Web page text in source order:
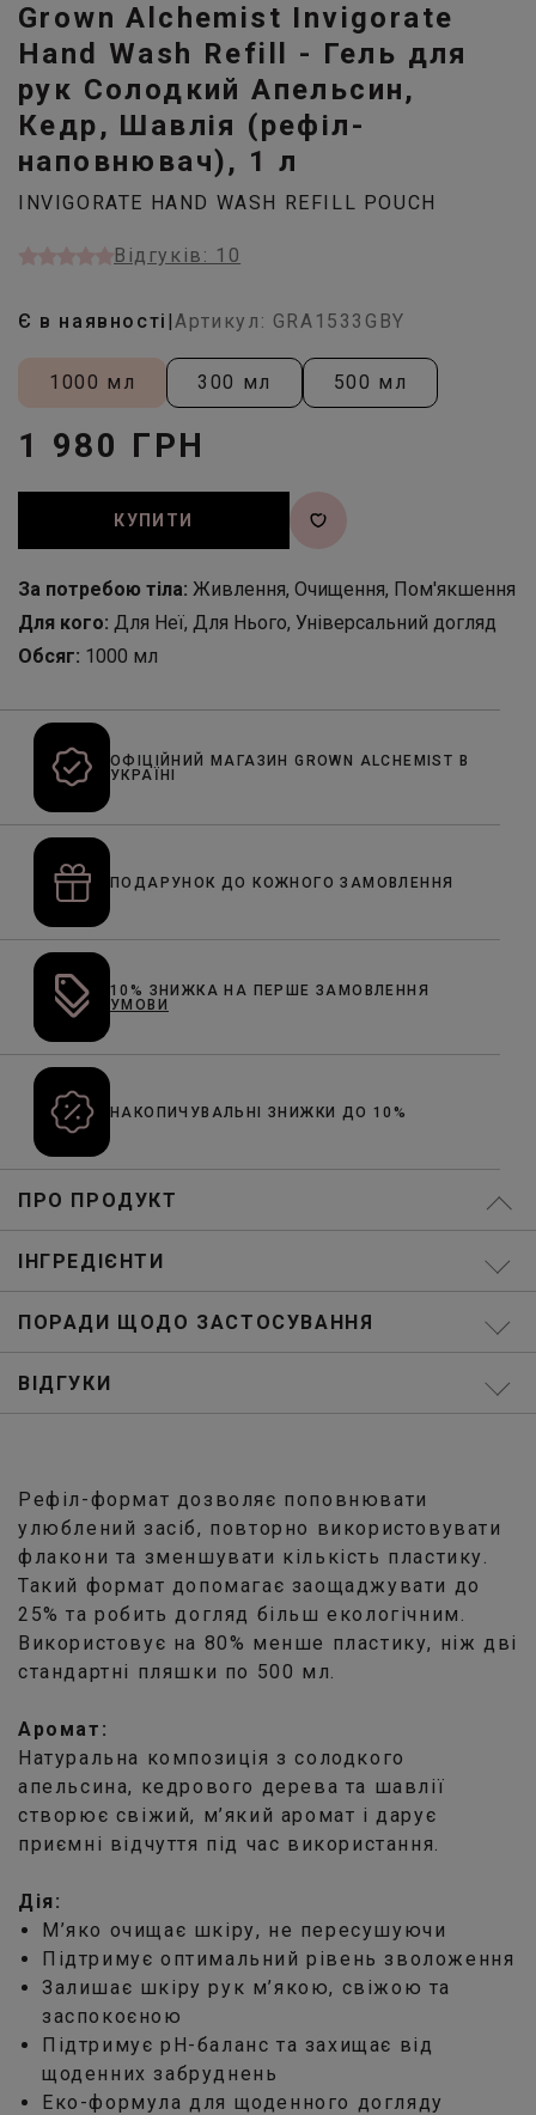
Grown Alchemist Invigorate
Hand Wash Refill - Гель для
рук Солодкий Апельсин,
Кедр, Шавлія (рефіл-
наповнювач), 1 л
INVIGORATE HAND WASH REFILL POUCH
Відгуків: 10
Є в наявності |Артикул: GRA1533GBY
1000 мл 300 мл 500 мл
1 980 ГРН
КУПИТИ
За потребою тіла: Живлення, Очищення, Пом'якшення
Для кого: Для Неї, Для Нього, Універсальний догляд
Обсяг: 1000 мл
ОФІЦІЙНИЙ МАГАЗИН GROWN ALCHEMIST В
УКРАЇНІ
ПОДАРУНОК ДО КОЖНОГО ЗАМОВЛЕННЯ
10% ЗНИЖКА НА ПЕРШЕ ЗАМОВЛЕННЯ
УМОВИ
НАКОПИЧУВАЛЬНІ ЗНИЖКИ ДО 10%
ПРО ПРОДУКТ
ІНГРЕДІЄНТИ
ПОРАДИ ЩОДО ЗАСТОСУВАННЯ
ВІДГУКИ
Рефіл-формат дозволяє поповнювати
улюблений засіб, повторно використовувати
флакони та зменшувати кількість пластику.
Такий формат допомагає заощаджувати до
25% та робить догляд більш екологічним.
Використовує на 80% менше пластику, ніж дві
стандартні пляшки по 500 мл.
Аромат:
Натуральна композиція з солодкого
апельсина, кедрового дерева та шавлії
створює свіжий, м’який аромат і дарує
приємні відчуття під час використання.
Дія:
М’яко очищає шкіру, не пересушуючи
Підтримує оптимальний рівень зволоження
Залишає шкіру рук м’якою, свіжою та
заспокоєною
Підтримує pH-баланс та захищає від
щоденних забруднень
Еко-формула для щоденного догляду